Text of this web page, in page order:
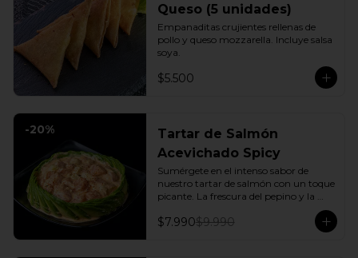
Queso (5 unidades)
Empanaditas crujientes rellenas de
pollo y queso mozzarella. Incluye salsa
soya.
$5.500
-20%
Tartar de Salmón
Acevichado Spicy
Sumérgete en el intenso sabor de
nuestro tartar de salmón con un toque
picante. La frescura del pepino y la
suavidad de la palta se combinan con
la explosión de la salsa spicy, creando
un plato vibrante y lleno de sabor que
$7.990$9.990